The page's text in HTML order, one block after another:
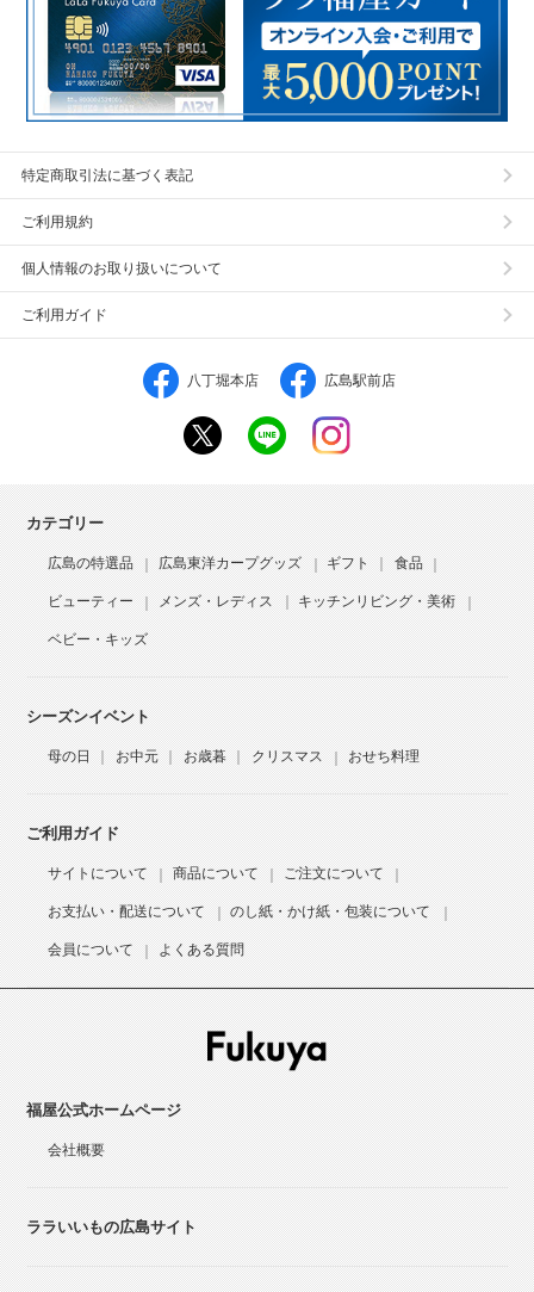
特定商取引法に基づく表記
ご利用規約
個人情報のお取り扱いについて
ご利用ガイド
八丁堀本店 広島駅前店
カテゴリー
広島の特選品 広島東洋カープグッズ ギフト 食品
ビューティー メンズ・レディス キッチンリビング・美術
ベビー・キッズ
シーズンイベント
母の日 お中元 お歳暮 クリスマス おせち料理
ご利用ガイド
サイトについて 商品について ご注文について
お支払い・配送について のし紙・かけ紙・包装について
会員について よくある質問
福屋公式ホームページ
会社概要
ララいいもの広島サイト